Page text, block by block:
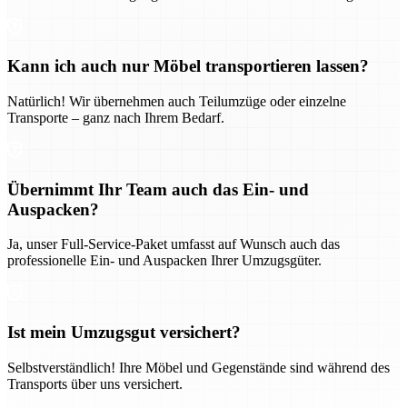
Kann ich auch nur Möbel transportieren lassen?
Natürlich! Wir übernehmen auch Teilumzüge oder einzelne
Transporte – ganz nach Ihrem Bedarf.
Übernimmt Ihr Team auch das Ein- und
Auspacken?
Ja, unser Full-Service-Paket umfasst auf Wunsch auch das
professionelle Ein- und Auspacken Ihrer Umzugsgüter.
Ist mein Umzugsgut versichert?
Selbstverständlich! Ihre Möbel und Gegenstände sind während des
Transports über uns versichert.